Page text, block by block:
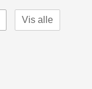
Vis alle